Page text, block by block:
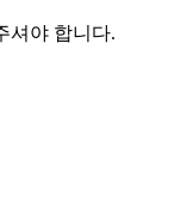
셔야 합니다.